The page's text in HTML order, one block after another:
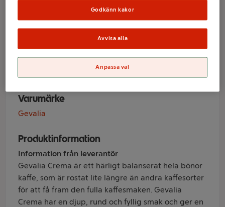
Kaffe Hela bönor
Crema 900g
Gevalia
Varumärke
Gevalia
Produktinformation
Information från leverantör
Gevalia Crema är ett härligt balanserat hela bönor
kaffe, som är rostat lite längre än andra kaffesorter
för att få fram den fulla kaffesmaken. Gevalia
Crema har en djup, rund och fyllig smak och ger en
Godkänn kakor
Avvisa alla
Anpassa val